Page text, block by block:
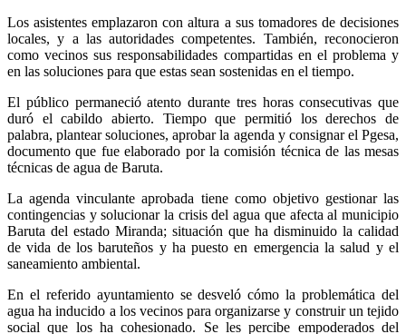
Los asistentes emplazaron con altura a sus tomadores de decisiones
locales, y a las autoridades competentes. También, reconocieron
como vecinos sus responsabilidades compartidas en el problema y
en las soluciones para que estas sean sostenidas en el tiempo.
El público permaneció atento durante tres horas consecutivas que
duró el cabildo abierto. Tiempo que permitió los derechos de
palabra, plantear soluciones, aprobar la agenda y consignar el Pgesa,
documento que fue elaborado por la comisión técnica de las mesas
técnicas de agua de Baruta.
La agenda vinculante aprobada tiene como objetivo gestionar las
contingencias y solucionar la crisis del agua que afecta al municipio
Baruta del estado Miranda; situación que ha disminuido la calidad
de vida de los baruteños y ha puesto en emergencia la salud y el
saneamiento ambiental.
En el referido ayuntamiento se desveló cómo la problemática del
agua ha inducido a los vecinos para organizarse y construir un tejido
social que los ha cohesionado. Se les percibe empoderados del